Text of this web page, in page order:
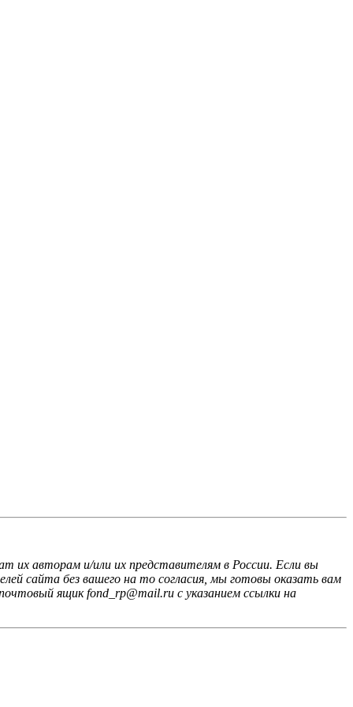
их авторам и/или их представителям в России. Если вы
сайта без вашего на то согласия, мы готовы оказать вам
ящик fond_rp@mail.ru с указанием ссылки на